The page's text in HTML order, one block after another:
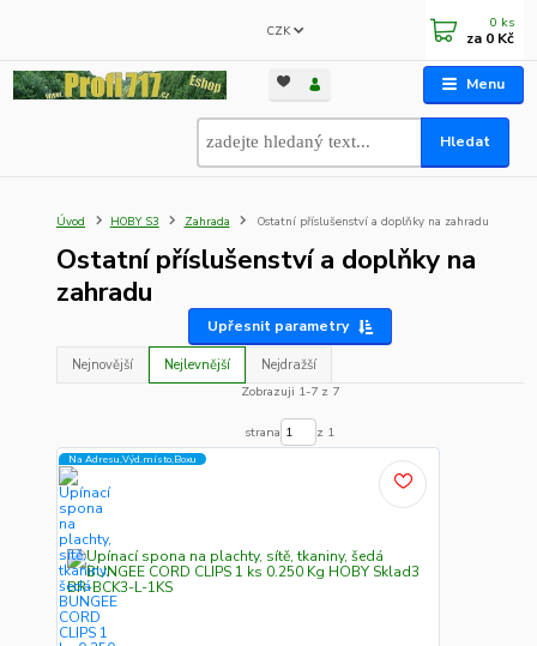
Menu
CZK
Hledat
0 ks
za 0 Kč
Úvod HOBY S3 Zahrada Ostatní příslušenství a doplňky na zahradu
Ostatní příslušenství a doplňky na
zahradu
Upřesnit parametry
Nejnovější Nejlevnější
Nejdražší
Zobrazuji 1-7 z 7
strana z 1
Na Adresu,Výd.místo,Boxu